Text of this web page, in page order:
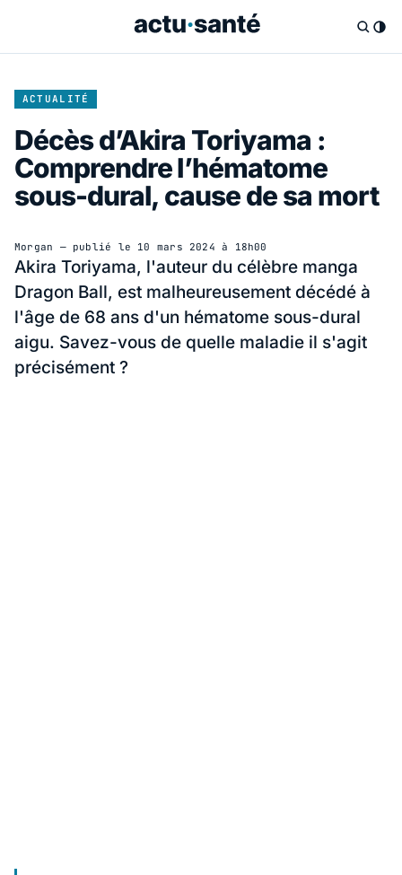
ACTUALITÉ
Décès d’Akira Toriyama :
Comprendre l’hématome
sous-dural, cause de sa mort
Morgan — publié le 10 mars 2024 à 18h00
Akira Toriyama, l'auteur du célèbre manga
Dragon Ball, est malheureusement décédé à
l'âge de 68 ans d'un hématome sous-dural
aigu. Savez-vous de quelle maladie il s'agit
précisément ?